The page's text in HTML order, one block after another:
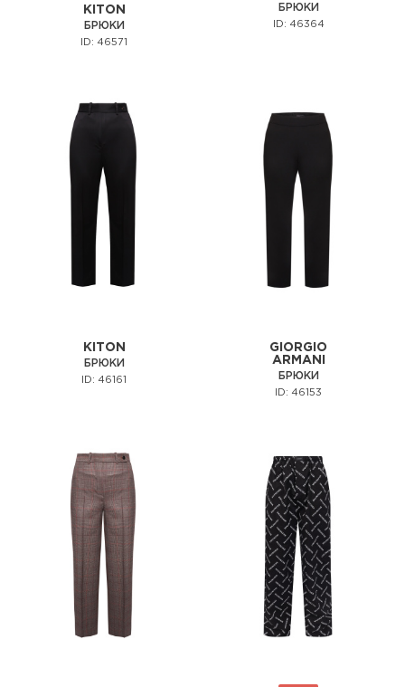
KITON
БРЮКИ
ID: 46571
БРЮКИ
ID: 46364
KITON
БРЮКИ
ID: 46161
GIORGIO
ARMANI
БРЮКИ
ID: 46153